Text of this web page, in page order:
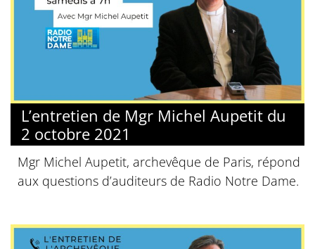
L’entretien de Mgr Michel Aupetit du
2 octobre 2021
Mgr Michel Aupetit, archevêque de Paris, répond
aux questions d’auditeurs de Radio Notre Dame.